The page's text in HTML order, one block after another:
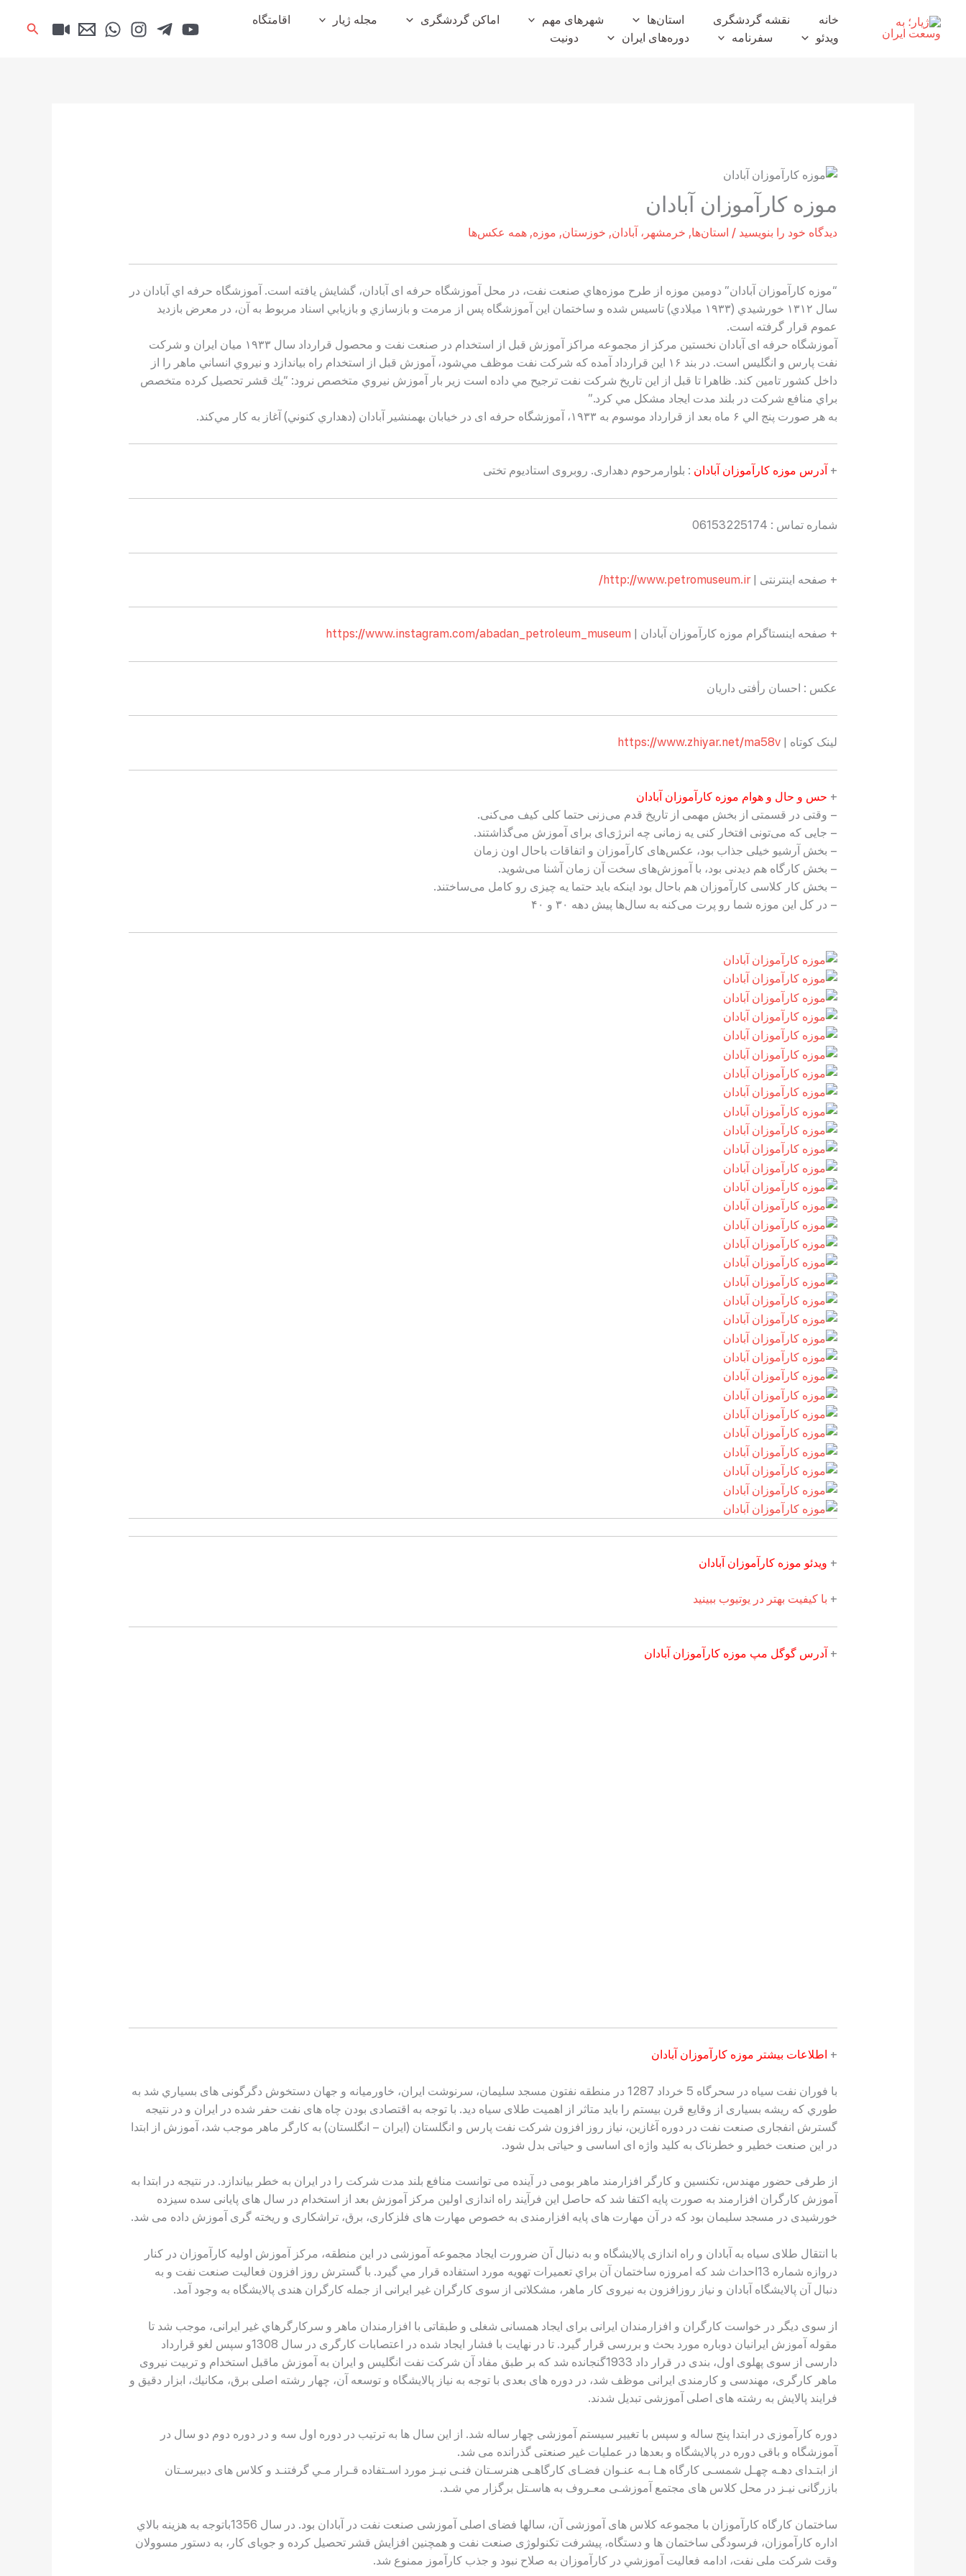
خانه نقشه گردشگری استان‌ها شهرهای مهم اماکن گردشگری مجله ژیار
اقامتگاه
ویدئو
سفرنامه دوره‌های ایران دونیت
جستجو
موزه كارآموزان آبادان
دیدگاه‌ خود را بنویسید / استان‌ها, خرمشهر، آبادان, خوزستان, موزه, همه عکس‌ها
“موزه كارآموزان آبادان” دومين موزه از طرح موزه‌هاي صنعت نفت، در محل آموزشگاه حرفه ای آبادان، گشايش يافته است. آموزشگاه حرفه اي آبادان در
سال ۱۳۱۲ خورشيدي (۱۹۳۳ ميلادي) تاسيس شده و ساختمان اين آموزشگاه پس از مرمت و بازسازي و بازيابي اسناد مربوط به آن، در معرض بازديد
عموم قرار گرفته است.
آموزشگاه حرفه ای آبادان نخستين مركز از مجموعه مراكز آموزش قبل از استخدام در صنعت نفت و محصول قرارداد سال ۱۹۳۳ ميان ايران و شركت
نفت پارس و انگلیس است. در بند ۱۶ اين قرارداد آمده كه شركت نفت موظف مي‌شود، آموزش قبل از استخدام راه بياندازد و نيروي انساني ماهر را از
داخل كشور تامين كند. ظاهرا تا قبل از اين تاريخ شركت نفت ترجيح مي داده است زير بار آموزش نيروي متخصص نرود: “يك قشر تحصيل كرده متخصص
براي منافع شركت در بلند مدت ايجاد مشكل مي كرد.”
به هر صورت پنج الي ۶ ماه بعد از قرارداد موسوم به ۱۹۳۳، آموزشگاه حرفه ای در خيابان بهمنشير آبادان (دهداري كنوني) آغاز به كار مي‌كند.
+ آدرس موزه كارآموزان آبادان : بلوارمرحوم دهداری. روبروی استادیوم تختی
شماره تماس : 06153225174
+ صفحه اینترنتی |http://www.petromuseum.ir/
+ صفحه اینستاگرام موزه كارآموزان آبادان | https://www.instagram.com/abadan_petroleum_museum
عکس : احسان رأفتی داریان
لینک کوتاه | https://www.zhiyar.net/ma58v
+ حس و حال و هوام موزه كارآموزان آبادان
– وقتی در قسمتی از بخش مهمی از تاریخ قدم می‌زنی حتما کلی کیف می‌کنی.
– جایی که می‌تونی افتخار کنی یه زمانی چه انرژی‌ای برای آموزش می‌گذاشتند.
– بخش آرشیو خیلی جذاب بود، عکس‌های کارآموزان و اتفاقات باحال اون زمان
– بخش کارگاه هم دیدنی بود، با آموزش‌های سخت آن زمان آشنا می‌شوید.
– بخش کار کلاسی کارآموزان هم باحال بود اینکه باید حتما یه چیزی رو کامل می‌ساختند.
– در کل این موزه شما رو پرت می‌کنه به سال‌ها پیش دهه ۳۰ و ۴۰
+ ویدئو موزه كارآموزان آبادان
+ با کیفیت بهتر در یوتیوب ببینید
+‌ آدرس گوگل مپ موزه كارآموزان آبادان
+ اطلاعات بیشتر موزه كارآموزان آبادان
با فوران نفت سياه در سحرگاه 5 خرداد 1287 در منطقه نفتون مسجد سليمان، سرنوشت ایران، خاورميانه و جهان دستخوش دگرگونی های بسياري شد به
طوري كه ریشه بسياری از وقایع قرن بيستم را باید متاثر از اهميت طلای سياه دید. با توجه به اقتصادی بودن چاه های نفت حفر شده در ایران و در نتيجه
گسترش انفجاری صنعت نفت در دوره آغازین، نياز روز افزون شركت نفت پارس و انگلستان (ایران – انگلستان) به كارگر ماهر موجب شد، آموزش از ابتدا
در این صنعت خطير و خطرناک به كليد واژه ای اساسی و حياتی بدل شود.
از طرفی حضور مهندس، تكنسين و كارگر افزارمند ماهر بومی در آینده می توانست منافع بلند مدت شركت را در ایران به خطر بياندازد. در نتيجه در ابتدا به
آموزش كارگران افزارمند به صورت پایه اكتفا شد كه حاصل این فرآیند راه اندازی اولين مركز آموزش بعد از استخدام در سال های پایانی سده سيزده
خورشيدی در مسجد سليمان بود كه در آن مهارت های پایه افزارمندی به خصوص مهارت های فلزكاری، برق، تراشكاری و ریخته گری آموزش داده می شد.
با انتقال طلای سياه به آبادان و راه اندازی پالایشگاه و به دنبال آن ضرورت ایجاد مجموعه آموزشی در این منطقه، مركز آموزش اوليه كارآموزان در كنار
دروازه شماره 13احداث شد كه امروزه ساختمان آن براي تعميرات تهویه مورد استفاده قرار مي گيرد. با گسترش روز افزون فعاليت صنعت نفت و به
دنبال آن پالایشگاه آبادان و نياز روزافزون به نيروی كار ماهر، مشكلاتی از سوی كارگران غير ایرانی از جمله كارگران هندی پالایشگاه به وجود آمد.
از سوی دیگر در خواست كارگران و افزارمندان ایرانی برای ایجاد همسانی شغلی و طبقاتی با افزارمندان ماهر و سركارگرهاي غير ایرانی، موجب شد تا
مقوله آموزش ایرانيان دوباره مورد بحث و بررسی قرار گيرد. تا در نهایت با فشار ایجاد شده در اعتصابات كارگری در سال 1308و سپس لغو قرارداد
دارسی از سوی پهلوی اول، بندی در قرار داد 1933گنجانده شد كه بر طبق مفاد آن شركت نفت انگليس و ایران به آموزش ماقبل استخدام و تربيت نيروی
ماهر كارگری، مهندسی و كارمندی ایرانی موظف شد، در دوره های بعدی با توجه به نياز پالایشگاه و توسعه آن، چهار رشته اصلی برق، مكانيك، ابزار دقيق و
فرایند پالایش به رشته های اصلی آموزشی تبدیل شدند.
دوره كارآموزی در ابتدا پنج ساله و سپس با تغيير سيستم آموزشی چهار ساله شد. از این سال ها به ترتيب در دوره اول سه و در دوره دوم دو سال در
آموزشگاه و باقی دوره در پالایشگاه و بعدها در عمليات غير صنعتی گذرانده می شد.
از ابتـدای دهـه چهـل شمسـی كارگاه هـا بـه عنـوان فضـای كارگاهـی هنرسـتان فنـی نيـز مورد اسـتفاده قـرار مـي گرفتنـد و كلاس های دبيرسـتان
بازرگانی نيـز در محل كلاس های مجتمع آموزشـی معـروف به هاسـتل برگزار مي شـد.
ساختمان كارگاه كارآموزان با مجموعه كلاس های آموزشی آن، سالها فضای اصلی آموزشی صنعت نفت در آبادان بود. در سال 1356باتوجه به هزینه بالاي
اداره كارآموزان، فرسودگی ساختمان ها و دستگاه، پيشرفت تكنولوژی صنعت نفت و همچنين افزایش قشر تحصيل كرده و جویای كار، به دستور مسوولان
وقت شركت ملی نفت، ادامه فعاليت آموزشي در كارآموزان به صلاح نبود و جذب كارآموز ممنوع شد.